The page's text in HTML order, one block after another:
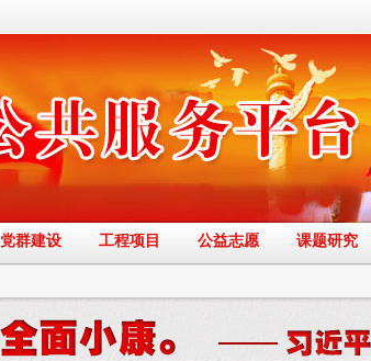
党群建设 工程项目 公益志愿 课题研究